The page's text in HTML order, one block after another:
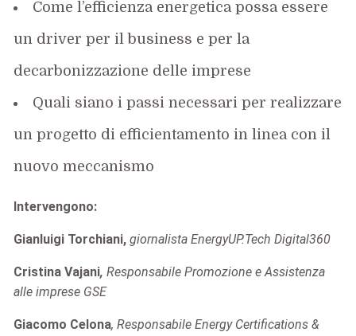
Come l’efficienza energetica possa essere
un driver per il business e per la
decarbonizzazione delle imprese
Quali siano i passi necessari per realizzare
un progetto di efficientamento in linea con il
nuovo meccanismo
Intervengono:
Gianluigi Torchiani,giornalista EnergyUP.Tech Digital360
Cristina Vajani,Responsabile Promozione e Assistenza
alle imprese GSE
Giacomo Celona, Responsabile Energy Certifications &